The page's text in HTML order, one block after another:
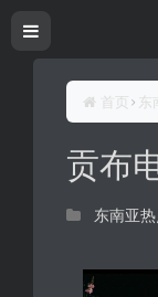
首页 东
贡布
东南亚